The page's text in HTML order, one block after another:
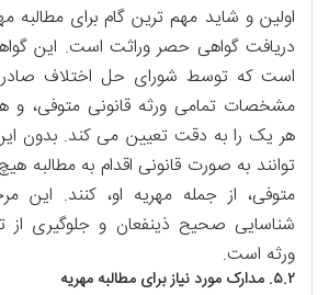
اولین و شاید مهم ترین گام برای مطالبه
دریافت گواهی حصر وراثت است. این
است که توسط شورای حل اختلاف
مشخصات تمامی ورثه قانونی متوفی، و
هر یک را به دقت تعیین می کند. بدون
توانند به صورت قانونی اقدام به مطالبه
متوفی، از جمله مهریه او، کنند. این
شناسایی صحیح ذینفعان و جلوگیری
ورثه است.
۵.۲. مدارک مورد نیاز برای مطالبه مهریه